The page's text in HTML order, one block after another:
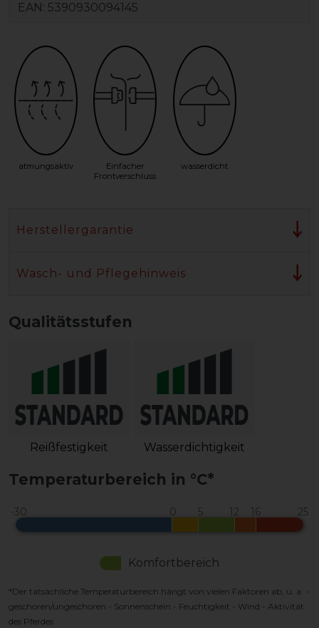
EAN: 5390930094145
atmungsaktiv
Einfacher
Frontverschluss
wasserdicht
Herstellergarantie
Wasch- und Pflegehinweis
Qualitätsstufen
Reißfestigkeit Wasserdichtigkeit
Temperaturbereich in °C*
Komfortbereich
*Der tatsächliche Temperaturbereich hängt von vielen Faktoren ab, u. a. -
geschoren/ungeschoren - Sonnenschein - Feuchtigkeit - Wind - Aktivität
des Pferdes